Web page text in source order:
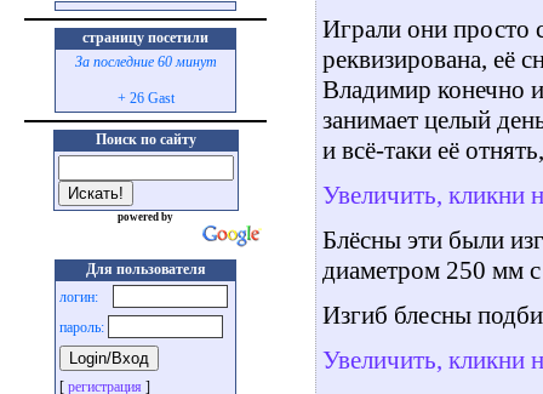
страницу посетили
За последние 60 минут
+ 26 Gast
Поиск по сайту
powered by
Для пользователя
логин:
пароль:
[ регистрация ]
Играли они просто
реквизирована, её
Владимир конечно
занимает целый
и всё-таки её
Увеличить, кликни
Блёсны эти были
диаметром 250 мм
Изгиб блесны
Увеличить, кликни